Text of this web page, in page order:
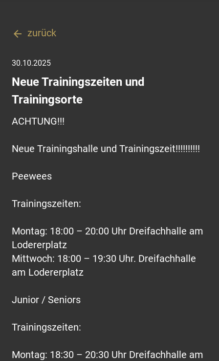
arrow_back zurück
30.10.2025
Neue Trainingszeiten und
Trainingsorte
ACHTUNG!!!
Neue Trainingshalle und Trainingszeit!!!!!!!!!!
Peewees
Trainingszeiten:
Montag: 18:00 – 20:00 Uhr Dreifachhalle am
Lodererplatz
Mittwoch: 18:00 – 19:30 Uhr. Dreifachhalle
am Lodererplatz
Junior / Seniors
Trainingszeiten:
Montag: 18:30 – 20:30 Uhr Dreifachhalle am